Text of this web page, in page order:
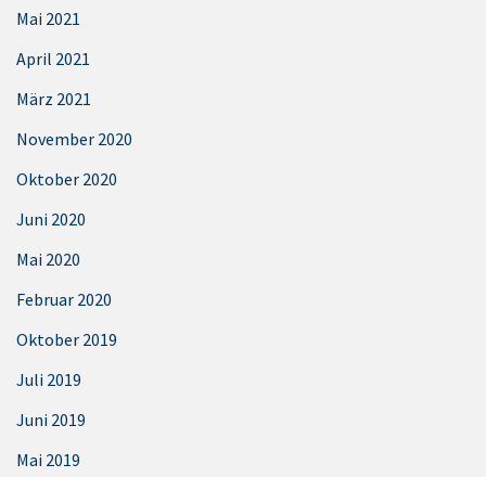
Mai 2021
April 2021
März 2021
November 2020
Oktober 2020
Juni 2020
Mai 2020
Februar 2020
Oktober 2019
Juli 2019
Juni 2019
Mai 2019